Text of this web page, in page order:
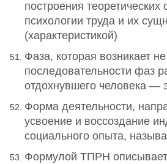
построения теоретических
психологии труда и их
(характеристикой)
Фаза, которая возникает
последовательности фаз
отдохнувшего человека —
Форма деятельности,
усвоение и воссоздание
социального опыта,
Формулой ТПРН